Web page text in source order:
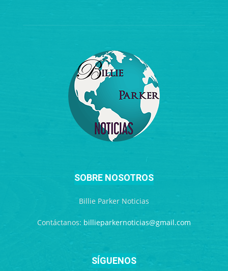
SOBRE NOSOTROS
Billie Parker Noticias
Contáctanos: billieparkernoticias@gmail.com
SÍGUENOS